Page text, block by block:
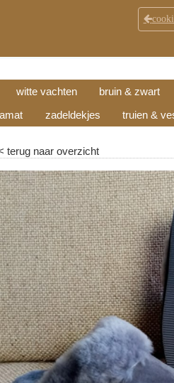
witte vachten bruin & zwart
zadeldekjes truien &
terug naar overzicht